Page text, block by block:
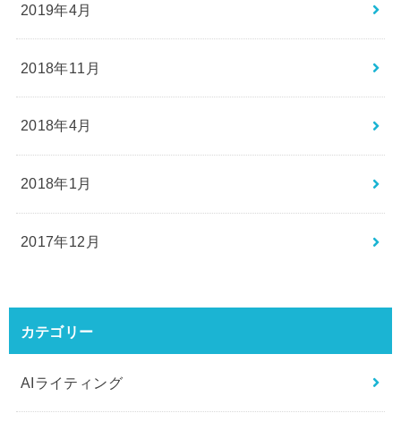
2019年4月
2018年11月
2018年4月
2018年1月
2017年12月
カテゴリー
AIライティング